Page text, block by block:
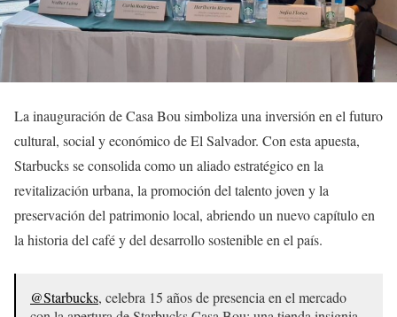
La inauguración de Casa Bou simboliza una inversión en el futuro
cultural, social y económico de El Salvador. Con esta apuesta,
Starbucks se consolida como un aliado estratégico en la
revitalización urbana, la promoción del talento joven y la
preservación del patrimonio local, abriendo un nuevo capítulo en
la historia del café y del desarrollo sostenible en el país.
@Starbucks, celebra 15 años de presencia en el mercado